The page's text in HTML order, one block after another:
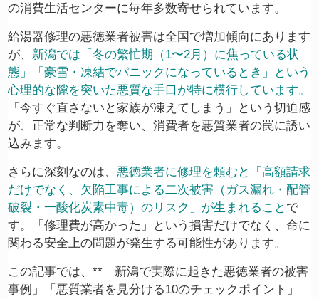
の消費生活センターに毎年多数寄せられています。
給湯器修理の悪徳業者被害は全国で増加傾向にあります
が、 新潟では「冬の繁忙期（1〜2月）に焦っている状
態」「豪雪・凍結でパニックになっているとき」という
心理的な隙を突いた悪質な手口が特に横行しています。
「今すぐ直さないと家族が凍えてしまう」という切迫感
が、正常な判断力を奪い、消費者を悪質業者の罠に誘い
込みます。
さらに深刻なのは、 悪徳業者に修理を頼むと「高額請求
だけでなく、欠陥工事による二次被害（ガス漏れ・配管
破裂・一酸化炭素中毒）のリスク」が生まれること で
す。「修理費が高かった」という損害だけでなく、命に
関わる安全上の問題が発生する可能性があります。
この記事では、**「新潟で実際に起きた悪徳業者の被害
事例」「悪質業者を見分ける10のチェックポイント」